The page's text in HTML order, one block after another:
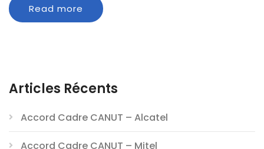
Read more
Articles Récents
Accord Cadre CANUT – Alcatel
Accord Cadre CANUT – Mitel